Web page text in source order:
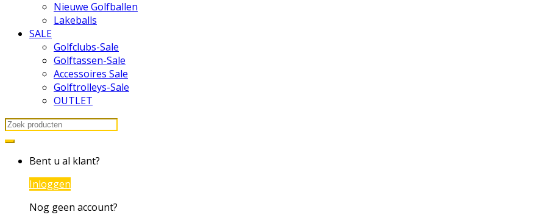
Nieuwe Golfballen
Lakeballs
SALE
Golfclubs-Sale
Golftassen-Sale
Accessoires Sale
Golftrolleys-Sale
OUTLET
Search
for:
Bent u al klant?
Inloggen
Nog geen account?